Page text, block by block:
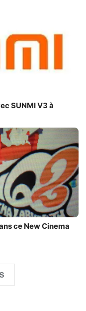
SUNMI V3 à
ce New Cinema